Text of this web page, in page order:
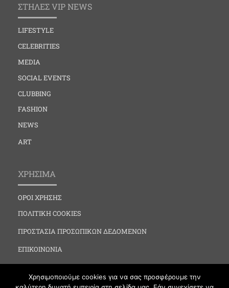
ΣΤΗΛΕΣ VIP NEWS
LIFESTYLE
CELEBRITIES
MEDIA
SOCIAL EVENTS
CLUBBING
FASHION
NEWS
ART
ΧΡΗΣΙΜΑ
ΟΡΟΙ ΧΡΗΣΗΣ
ΠΟΛΙΤΙΚΗ COOKIES
ΠΡΟΣΤΑΣΙΑ ΠΡΟΣΩΠΙΚΩΝ ΔΕΔΟΜΕΝΩΝ
ΕΠΙΚΟΙΝΩΝΙΑ
Χρησιμοποιούμε cookies για να σας προσφέρουμε την